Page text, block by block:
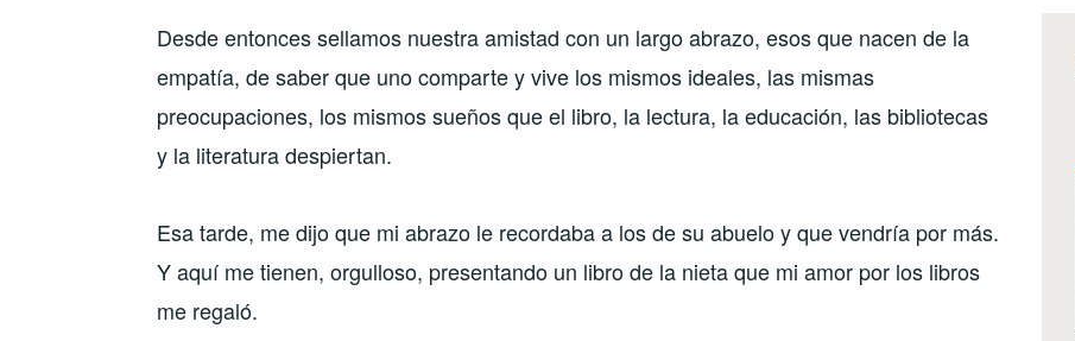
Desde entonces sellamos nuestra amistad con un largo abrazo, esos que nacen de la
empatía, de saber que uno comparte y vive los mismos ideales, las mismas
preocupaciones, los mismos sueños que el libro, la lectura, la educación, las bibliotecas
y la literatura despiertan.
Esa tarde, me dijo que mi abrazo le recordaba a los de su abuelo y que vendría por más.
Y aquí me tienen, orgulloso, presentando un libro de la nieta que mi amor por los libros
me regaló.